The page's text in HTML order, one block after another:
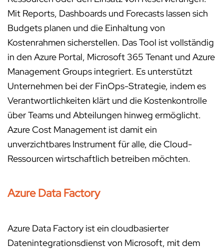
Mit Reports, Dashboards und Forecasts lassen sich
Budgets planen und die Einhaltung von
Kostenrahmen sicherstellen. Das Tool ist vollständig
in den Azure Portal, Microsoft 365 Tenant und Azure
Management Groups integriert. Es unterstützt
Unternehmen bei der FinOps-Strategie, indem es
Verantwortlichkeiten klärt und die Kostenkontrolle
über Teams und Abteilungen hinweg ermöglicht.
Azure Cost Management ist damit ein
unverzichtbares Instrument für alle, die Cloud-
Ressourcen wirtschaftlich betreiben möchten.
Azure Data Factory
Azure Data Factory ist ein cloudbasierter
Datenintegrationsdienst von Microsoft, mit dem